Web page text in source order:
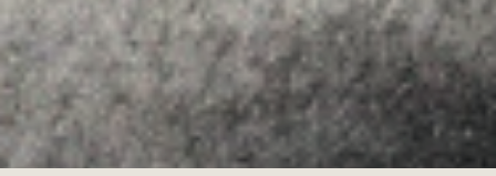
COOKIES POLICY ·PRIVACY POLICY·